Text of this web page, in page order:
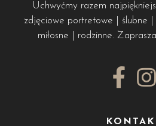
Uchwyćmy razem
zdjęciowe portretowe | ślubne |
miłosne | rodzinne.